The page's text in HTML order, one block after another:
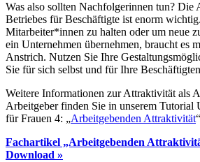
Was also sollten Nachfolgerinnen tun? Die
Betriebes für Beschäftigte ist enorm
Mitarbeiter*innen zu halten oder um neue
ein Unternehmen übernehmen, braucht es
Anstrich. Nutzen Sie Ihre
Sie für sich selbst und für Ihre
Weitere Informationen zur Attraktivität als
Arbeitgeber finden Sie in unserem Tutorial
für Frauen 4: „Arbeitgebenden Attraktivität
Fachartikel „Arbeitgebenden
Download »